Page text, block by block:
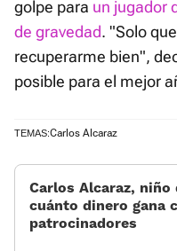
golpe para un jugador
de gravedad. "Solo
recuperarme bien",
posible para el mejor
TEMAS:Carlos Alcaraz
Carlos Alcaraz, niño
cuánto dinero gana
patrocinadores